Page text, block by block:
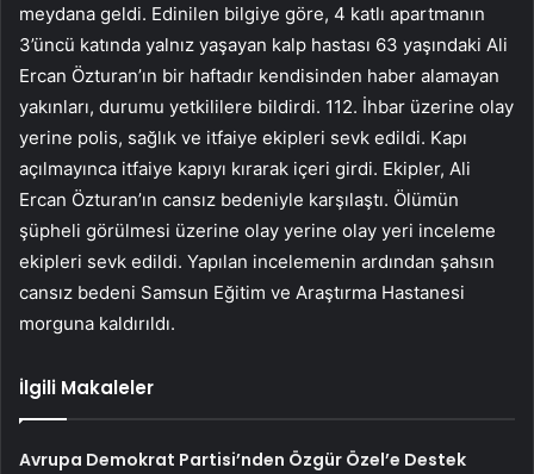
meydana geldi. Edinilen bilgiye göre, 4 katlı apartmanın
3’üncü katında yalnız yaşayan kalp hastası 63 yaşındaki Ali
Ercan Özturan’ın bir haftadır kendisinden haber alamayan
yakınları, durumu yetkililere bildirdi. 112. İhbar üzerine olay
yerine polis, sağlık ve itfaiye ekipleri sevk edildi. Kapı
açılmayınca itfaiye kapıyı kırarak içeri girdi. Ekipler, Ali
Ercan Özturan’ın cansız bedeniyle karşılaştı. Ölümün
şüpheli görülmesi üzerine olay yerine olay yeri inceleme
ekipleri sevk edildi. Yapılan incelemenin ardından şahsın
cansız bedeni Samsun Eğitim ve Araştırma Hastanesi
morguna kaldırıldı.
İlgili Makaleler
Avrupa Demokrat Partisi’nden Özgür Özel’e Destek